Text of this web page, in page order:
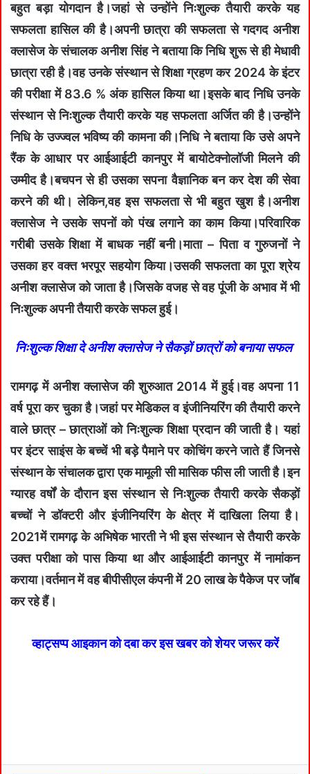
बहुत बड़ा योगदान है।जहां से उन्होंने निःशुल्क तैयारी करके यह
सफलता हासिल की है।अपनी छात्रा की सफलता से गदगद अनीश
क्लासेज के संचालक अनीश सिंह ने बताया कि निधि शुरू से ही मेधावी
छात्रा रही है।वह उनके संस्थान से शिक्षा ग्रहण कर 2024 के इंटर
की परीक्षा में 83.6 % अंक हासिल किया था।इसके बाद निधि उनके
संस्थान से निःशुल्क तैयारी करके यह सफलता अर्जित की है।उन्होंने
निधि के उज्ज्वल भविष्य की कामना की।निधि ने बताया कि उसे अपने
रैंक के आधार पर आईआईटी कानपुर में बायोटेक्नोलॉजी मिलने की
उम्मीद है।बचपन से ही उसका सपना वैज्ञानिक बन कर देश की सेवा
करने की थी। लेकिन,वह इस सफलता से भी बहुत खुश है।अनीश
क्लासेज ने उसके सपनों को पंख लगाने का काम किया।परिवारिक
गरीबी उसके शिक्षा में बाधक नहीं बनी।माता – पिता व गुरुजनों ने
उसका हर वक्त भरपूर सहयोग किया।उसकी सफलता का पूरा श्रेय
अनीश क्लासेज को जाता है।जिसके वजह से वह पूंजी के अभाव में भी
निःशुल्क अपनी तैयारी करके सफल हुई।
निःशुल्क शिक्षा दे अनीश क्लासेज ने सैकड़ों छात्रों को बनाया सफल
रामगढ़ में अनीश क्लासेज की शुरुआत 2014 में हुई।वह अपना 11
वर्ष पूरा कर चुका है।जहां पर मेडिकल व इंजीनियरिंग की तैयारी करने
वाले छात्र – छात्राओं को निःशुल्क शिक्षा प्रदान की जाती है। यहां
पर इंटर साइंस के बच्चें भी बड़े पैमाने पर कोचिंग करने जाते हैं जिनसे
संस्थान के संचालक द्वारा एक मामूली सी मासिक फीस ली जाती है।इन
ग्यारह वर्षों के दौरान इस संस्थान से निःशुल्क तैयारी करके सैकड़ों
बच्चों ने डॉक्टरी और इंजीनियरिंग के क्षेत्र में दाखिला लिया है।
2021में रामगढ़ के अभिषेक भारती ने भी इस संस्थान से तैयारी करके
उक्त परीक्षा को पास किया था और आईआईटी कानपुर में नामांकन
कराया।वर्तमान में वह बीपीसीएल कंपनी में 20 लाख के पैकेज पर जॉब
कर रहे हैं।
व्हाट्सप्प आइकान को दबा कर इस खबर को शेयर जरूर करें